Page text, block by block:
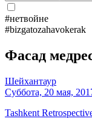
#нетвойне
#bizgatozahavokerak
Фасад
Шейхантаур
Суббота, 20 мая,
Tashkent